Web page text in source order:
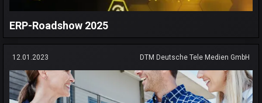
ERP-Roadshow 2025
12.01.2023 DTM Deutsche Tele Medien GmbH